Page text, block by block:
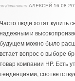
АЛЕКСЕЙ
люди хотят купить
и
можно было
вопрос о выборе
компании HP. Есть